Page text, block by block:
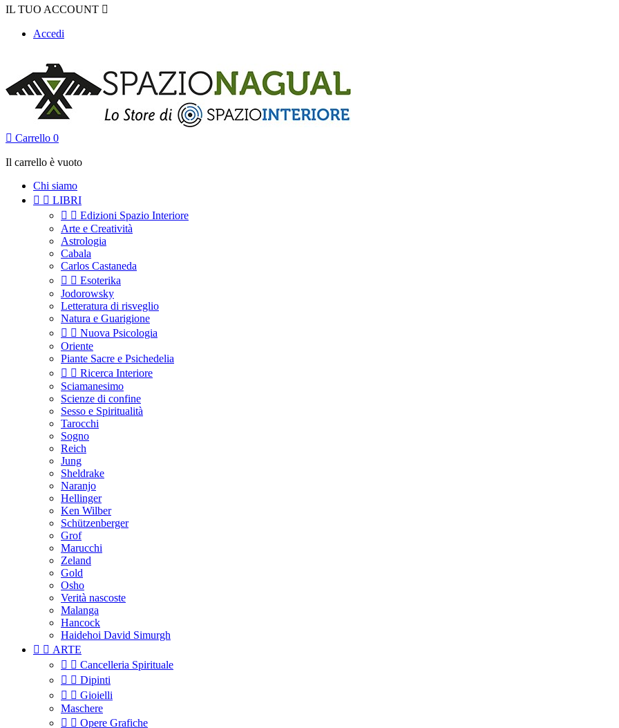
IL TUO ACCOUNT 
Accedi
 Carrello 0
Il carrello è vuoto
Chi siamo
  LIBRI
  Edizioni Spazio Interiore
Arte e Creatività
Astrologia
Cabala
Carlos Castaneda
  Esoterika
Jodorowsky
Letteratura di risveglio
Natura e Guarigione
  Nuova Psicologia
Oriente
Piante Sacre e Psichedelia
  Ricerca Interiore
Sciamanesimo
Scienze di confine
Sesso e Spiritualità
Tarocchi
Sogno
Reich
Jung
Sheldrake
Naranjo
Hellinger
Ken Wilber
Schützenberger
Grof
Marucchi
Zeland
Gold
Osho
Verità nascoste
Malanga
Hancock
Haidehoi David Simurgh
  ARTE
  Cancelleria Spirituale
  Dipinti
  Gioielli
Maschere
  Opere Grafiche